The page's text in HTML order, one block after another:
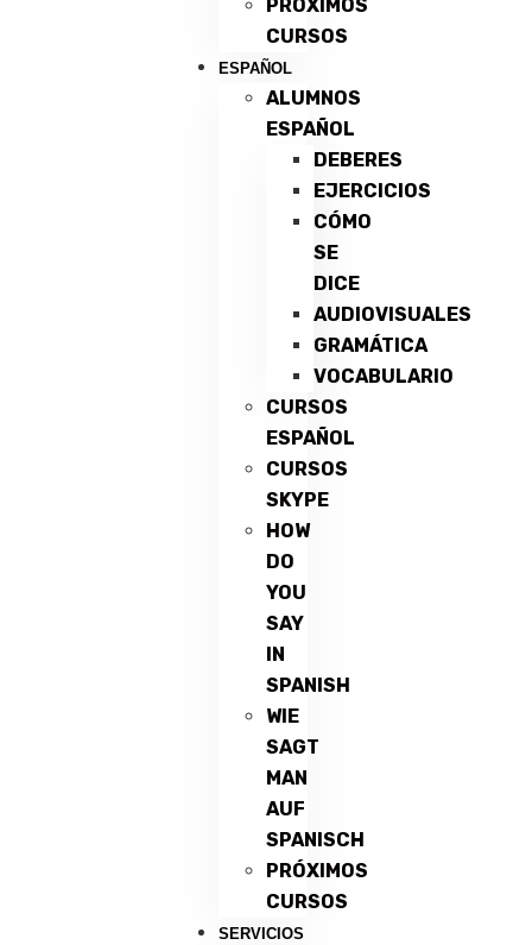
PRÓXIMOS
CURSOS
ESPAÑOL
ALUMNOS
ESPAÑOL
DEBERES
EJERCICIOS
CÓMO
SE
DICE
AUDIOVISUALES
GRAMÁTICA
VOCABULARIO
CURSOS
ESPAÑOL
CURSOS
SKYPE
HOW
DO
YOU
SAY
IN
SPANISH
WIE
SAGT
MAN
AUF
SPANISCH
PRÓXIMOS
CURSOS
SERVICIOS